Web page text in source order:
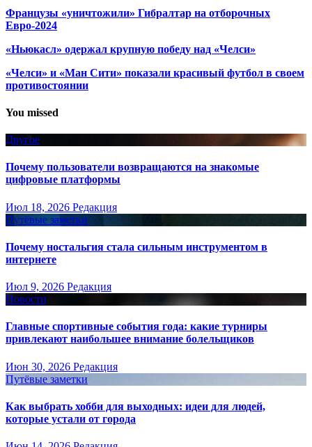
Французы «уничтожили» Гибралтар на отборочных
Евро-2024
«Ньюкасл» одержал крупную победу над «Челси»
«Челси» и «Ман Сити» показали красивый футбол в своем
противостоянии
You missed
Другое
Почему пользователи возвращаются на знакомые
цифровые платформы
Июл 18, 2026 Редакция
Путёвые заметки
Почему ностальгия стала сильным инструментом в
интернете
Июл 9, 2026 Редакция
Новости
Главные спортивные события года: какие турниры
привлекают наибольшее внимание болельщиков
Июн 30, 2026 Редакция
Путёвые заметки
Как выбрать хобби для выходных: идеи для людей,
которые устали от города